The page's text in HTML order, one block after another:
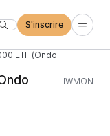
S'inscrire
ETF (Ondo
IWMON